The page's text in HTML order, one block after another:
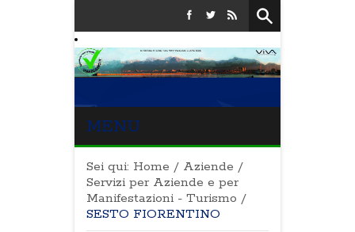
MENU
Sei qui: Home / Aziende /
Servizi per Aziende e per
Manifestazioni - Turismo /
SESTO FIORENTINO